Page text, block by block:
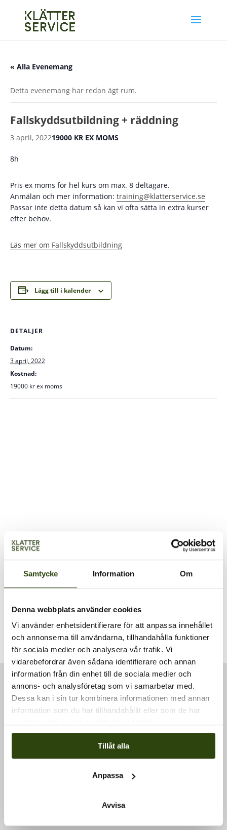
Samtycke Information Om
Denna webbplats använder cookies
Vi använder enhetsidentifierare för att anpassa innehållet
och annonserna till användarna, tillhandahålla funktioner
för sociala medier och analysera vår trafik. Vi
vidarebefordrar även sådana identifierare och annan
information från din enhet till de sociala medier och
annons- och analysföretag som vi samarbetar med.
Dessa kan i sin tur kombinera informationen med annan
information som du har tillhandahållit eller som de har
Tillåt alla
Anpassa
Avvisa
« Alla Evenemang
Detta evenemang har redan ägt rum.
Fallskyddsutbildning + räddning
3 april, 202219000 KR EX MOMS
8h
Pris ex moms för hel kurs om max. 8 deltagare.
Anmälan och mer information: training@klatterservice.se
Passar inte detta datum så kan vi ofta sätta in extra kurser
efter behov.
Läs mer om Fallskyddsutbildning
Lägg till i kalender
DETALJER
Datum:
3 april, 2022
Kostnad:
19000 kr ex moms
PLATS
Klätterservice Training Center
Visa Plats-webbplats
SPRAT level 1, 2, 3, vecka 14
Kontakt
Växel08-588 311 30